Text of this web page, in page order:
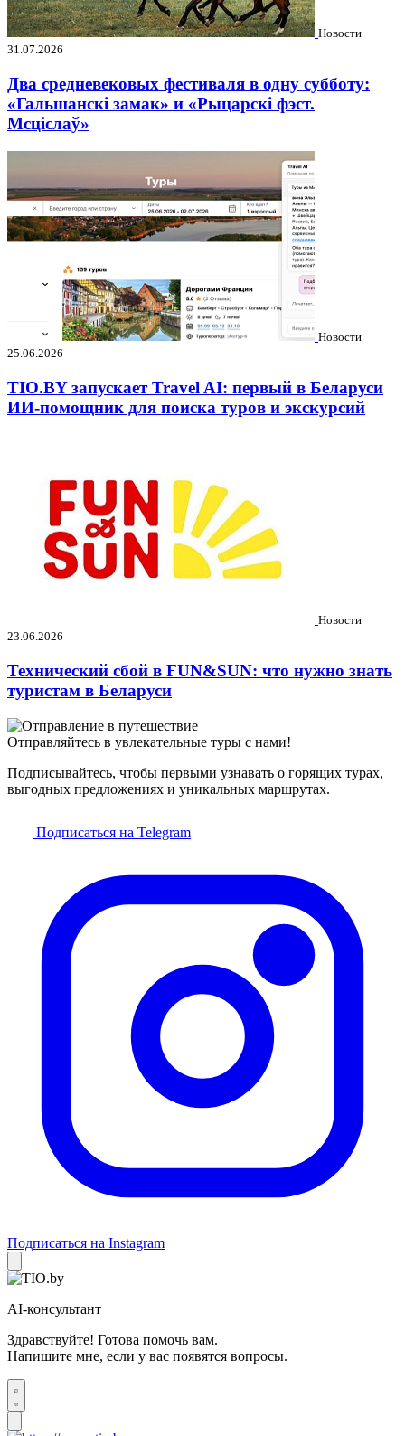
Новости
31.07.2026
Два средневековых фестиваля в одну субботу:
«Гальшанскі замак» и «Рыцарскі фэст.
Мсціслаў»
Новости
25.06.2026
TIO.BY запускает Travel AI: первый в Беларуси
ИИ-помощник для поиска туров и экскурсий
Новости
23.06.2026
Технический сбой в FUN&SUN: что нужно знать
туристам в Беларуси
Отправляйтесь в увлекательные туры с нами!
Подписывайтесь, чтобы первыми узнавать о горящих турах,
выгодных предложениях и уникальных маршрутах.
Подписаться на Telegram
Подписаться на Instagram
AI-консультант
Здравствуйте! Готова помочь вам.
Напишите мне, если у вас появятся вопросы.